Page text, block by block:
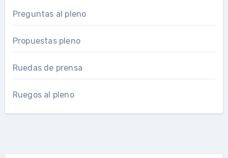
Preguntas al pleno
Propuestas pleno
Ruedas de prensa
Ruegos al pleno